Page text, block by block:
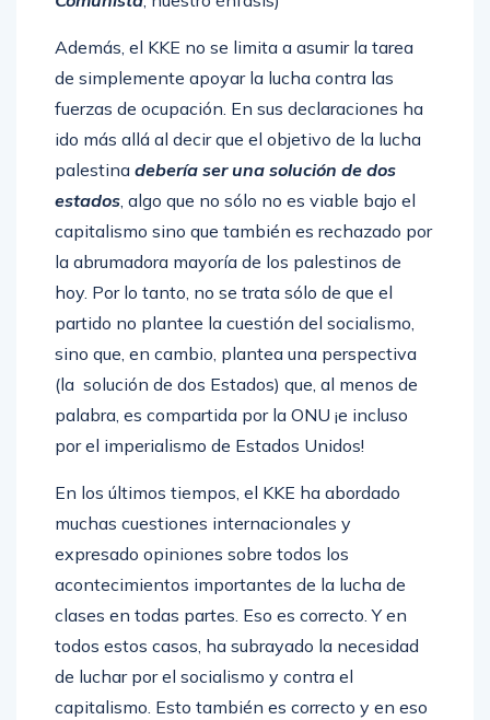
Además, el KKE no se limita a asumir la tarea
de simplemente apoyar la lucha contra las
fuerzas de ocupación. En sus declaraciones ha
ido más allá al decir que el objetivo de la lucha
palestina debería ser una solución de dos
estados, algo que no sólo no es viable bajo el
capitalismo sino que también es rechazado por
la abrumadora mayoría de los palestinos de
hoy. Por lo tanto, no se trata sólo de que el
partido no plantee la cuestión del socialismo,
sino que, en cambio, plantea una perspectiva
(la solución de dos Estados) que, al menos de
palabra, es compartida por la ONU ¡e incluso
por el imperialismo de Estados Unidos!
En los últimos tiempos, el KKE ha abordado
muchas cuestiones internacionales y
expresado opiniones sobre todos los
acontecimientos importantes de la lucha de
clases en todas partes. Eso es correcto. Y en
todos estos casos, ha subrayado la necesidad
de luchar por el socialismo y contra el
capitalismo. Esto también es correcto y en eso